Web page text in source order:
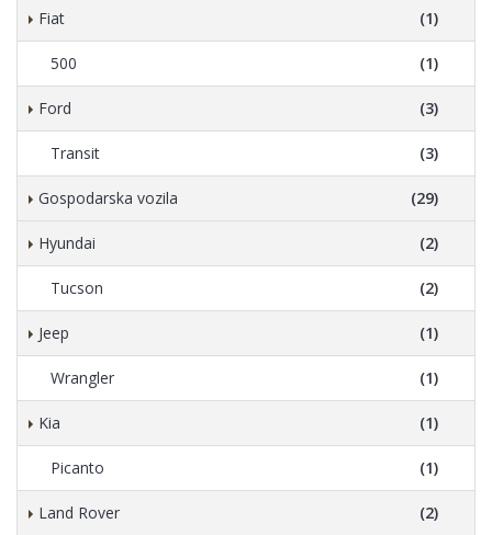
Fiat (1)
500 (1)
Ford (3)
Transit (3)
Gospodarska vozila (29)
Hyundai (2)
Tucson (2)
Jeep (1)
Wrangler (1)
Kia (1)
Picanto (1)
Land Rover (2)